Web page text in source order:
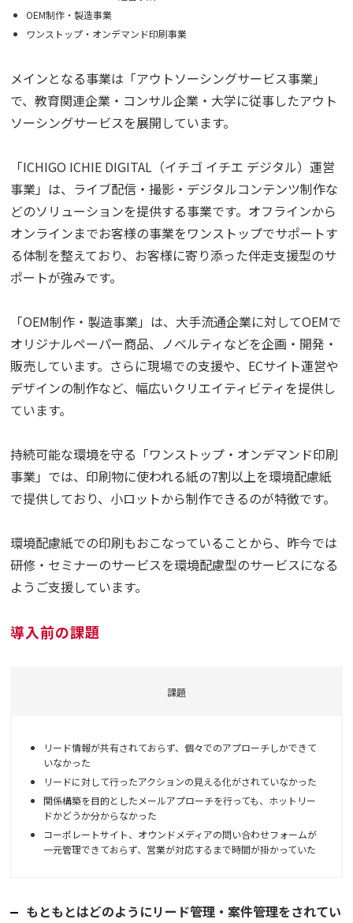
OEM制作・製造事業
ワンストップ・オンデマンド印刷事業
メインとなる事業は「アウトソーシングサービス事業」
で、教育関連企業・コンサル企業・大学に従事したアウト
ソーシングサービスを展開しています。
「ICHIGO ICHIE DIGITAL（イチゴ イチエ デジタル）運営
事業」は、ライブ配信・撮影・デジタルコンテンツ制作な
どのソリューションを提供する事業です。オフラインから
オンラインまでお客様の事業をワンストップでサポートす
る体制を整えており、お客様に寄り添った伴走支援型のサ
ポートが強みです。
「OEM制作・製造事業」は、大手流通企業に対してOEMで
オリジナルペーパー商品、ノベルティなどを企画・開発・
販売しています。さらに現場での支援や、ECサイト運営や
デザインの制作など、幅広いクリエイティビティを提供し
ています。
持続可能な環境を守る「ワンストップ・オンデマンド印刷
事業」では、印刷物に使われる紙の7割以上を環境配慮紙
で提供しており、小ロットから制作できるのが特徴です。
環境配慮紙での印刷もおこなっていることから、昨今では
研修・セミナーのサービスを環境配慮型のサービスになる
ようご支援しています。
導入前の課題
課題
リード情報が共有されておらず、個々でのアプローチしかできて
いなかった
リードに対して行ったアクションの見える化がされていなかった
関係構築を目的としたメールアプローチを行っても、ホットリー
ドかどうか分からなかった
コーポレートサイト、オウンドメディアの問い合わせフォームが
一元管理できておらず、営業が対応するまで時間が掛かっていた
もともとはどのようにリード管理・案件管理をされてい